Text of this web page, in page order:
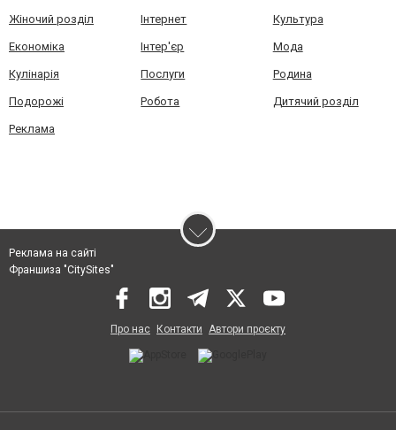
Жіночий розділ Інтернет Культура
Економіка Інтер'єр Мода
Кулінарія Послуги Родина
Подорожі Робота Дитячий розділ
Реклама
Реклама на сайті
Франшиза "CitySites"
Про нас Контакти Автори проєкту